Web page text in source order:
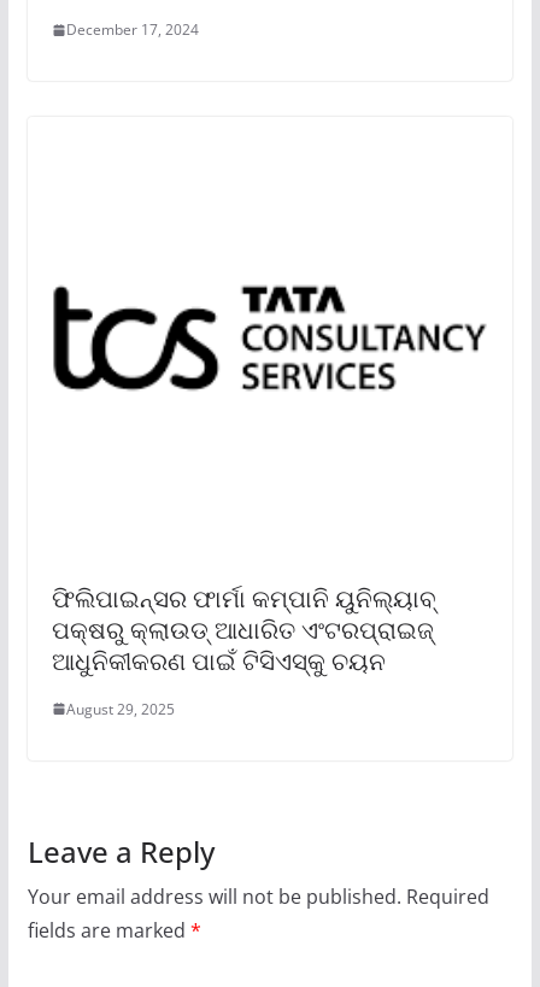
December 17, 2024
ଫିଲିପାଇନ୍ସର ଫାର୍ମା କମ୍ପାନି ୟୁନିଲ୍ୟାବ୍
ପକ୍ଷରୁ କ୍ଲାଉଡ୍ ଆଧାରିତ ଏଂଟରପ୍ରାଇଜ୍
ଆଧୁନିକୀକରଣ ପାଇଁ ଟିସିଏସ୍‌କୁ ଚୟନ
August 29, 2025
Leave a Reply
Your email address will not be published. Required
fields are marked *